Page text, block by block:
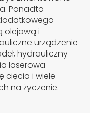
Ponadto
olejową i
urządzenie
hydrauliczny
laserowa
cięcia i wiele
na życzenie.